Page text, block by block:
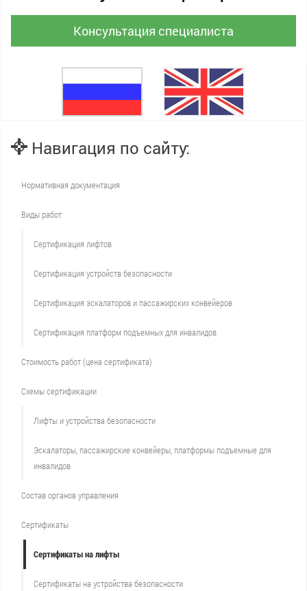
Консультация специалиста
Навигация по сайту:
Нормативная документация
Виды работ
Сертификация лифтов
Сертификация устройств безопасности
Сертификация эскалаторов и пассажирских конвейеров
Сертификация платформ подъемных для инвалидов
Стоимость работ (цена сертификата)
Схемы сертификации
Лифты и устройства безопасности
Эскалаторы, пассажирские конвейеры, платформы подъемные для
инвалидов
Состав органов управления
Сертификаты
Сертификаты на лифты
Сертификаты на устройства безопасности